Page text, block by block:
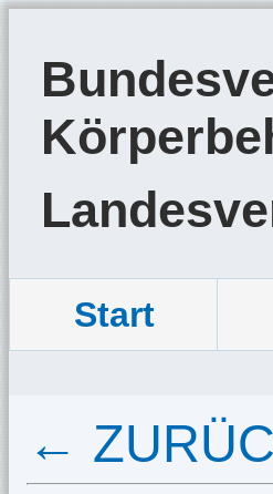
Start
←